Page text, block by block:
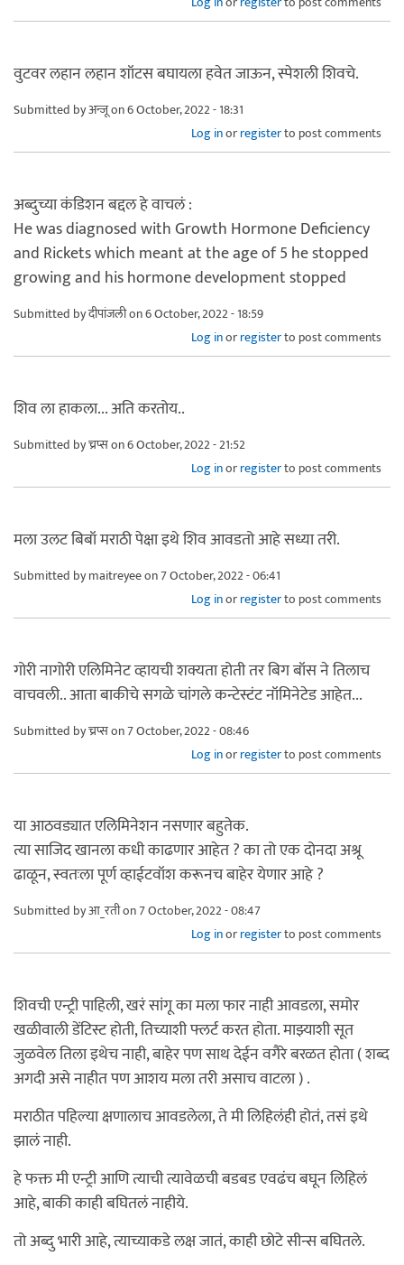
वुटवर लहान लहान शॉटस बघायला हवेत जाऊन, स्पेशली शिवचे.
Submitted byअन्जूon 6 October, 2022 - 18:31
Log inorregisterto post comments
अब्दुच्या कंडिशन बद्दल हे वाचलं :
He was diagnosed with Growth Hormone Deficiency
and Rickets which meant at the age of 5 he stopped
growing and his hormone development stopped
Submitted byदीपांजलीon 6 October, 2022 - 18:59
Log inorregisterto post comments
शिव ला हाकला... अति करतोय..
Submitted byच्रप्सon 6 October, 2022 - 21:52
Log inorregisterto post comments
मला उलट बिबॉ मराठी पेक्षा इथे शिव आवडतो आहे सध्या तरी.
Submitted bymaitreyeeon 7 October, 2022 - 06:41
Log inorregisterto post comments
गोरी नागोरी एलिमिनेट व्हायची शक्यता होती तर बिग बॉस ने तिलाच
वाचवली.. आता बाकीचे सगळे चांगले कन्टेस्टंट नॉमिनेटेड आहेत...
Submitted byच्रप्सon 7 October, 2022 - 08:46
Log inorregisterto post comments
या आठवड्यात एलिमिनेशन नसणार बहुतेक.
त्या साजिद खानला कधी काढणार आहेत ? का तो एक दोनदा अश्रू
ढाळून, स्वतःला पूर्ण व्हाईटवॉश करूनच बाहेर येणार आहे ?
Submitted byआ_रतीon 7 October, 2022 - 08:47
Log inorregisterto post comments
शिवची एन्ट्री पाहिली, खरं सांगू का मला फार नाही आवडला, समोर
खळीवाली डेंटिस्ट होती, तिच्याशी फ्लर्ट करत होता. माझ्याशी सूत
जुळवेल तिला इथेच नाही, बाहेर पण साथ देईन वगैरे बरळत होता ( शब्द
अगदी असे नाहीत पण आशय मला तरी असाच वाटला ) .
मराठीत पहिल्या क्षणालाच आवडलेला, ते मी लिहिलंही होतं, तसं इथे
झालं नाही.
हे फक्त मी एन्ट्री आणि त्याची त्यावेळची बडबड एवढंच बघून लिहिलं
आहे, बाकी काही बघितलं नाहीये.
तो अब्दु भारी आहे, त्याच्याकडे लक्ष जातं, काही छोटे सीन्स बघितले.